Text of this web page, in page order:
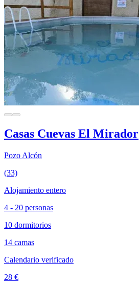
Casas Cuevas El Mirador
Pozo Alcón
(33)
Alojamiento entero
4 - 20 personas
10 dormitorios
14 camas
Calendario verificado
28 €